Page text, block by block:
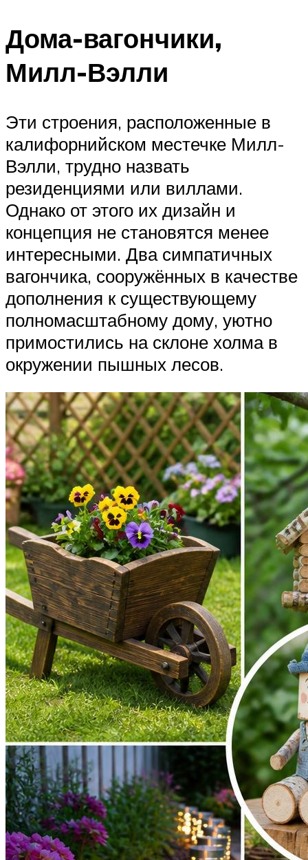
Дома-вагончики,
Милл-Вэлли
Эти строения, расположенные в
калифорнийском местечке Милл-
Вэлли, трудно назвать
резиденциями или виллами.
Однако от этого их дизайн и
концепция не становятся менее
интересными. Два симпатичных
вагончика, сооружённых в качестве
дополнения к существующему
полномасштабному дому, уютно
примостились на склоне холма в
окружении пышных лесов.